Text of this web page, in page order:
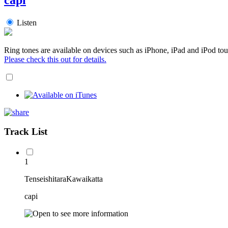
Listen
Ring tones are available on devices such as iPhone, iPad and iPod
Please check this out for details.
Track List
1
TenseishitaraKawaikatta
capi